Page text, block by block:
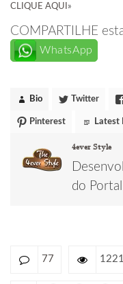
CLIQUE AQUI »
COMPARTILHE
WhatsApp
Bio Twitter
Pinterest Latest
4ever Style
do
77